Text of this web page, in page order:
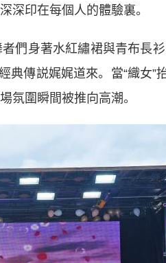
深印在每個人的體驗裏。
身著水紅繡裙與青布長
傳説娓娓道來。當“織女”
氛圍瞬間被推向高潮。